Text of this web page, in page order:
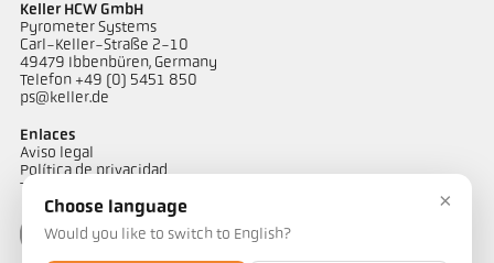
Keller HCW GmbH
Pyrometer Systems
Carl-Keller-Straße 2-10
49479 Ibbenbüren, Germany
Telefon +49 (0) 5451 850
ps@keller.de
Enlaces
Aviso legal
Política de privacidad
Términos y condiciones
×
Choose language
Would you like to switch to English?